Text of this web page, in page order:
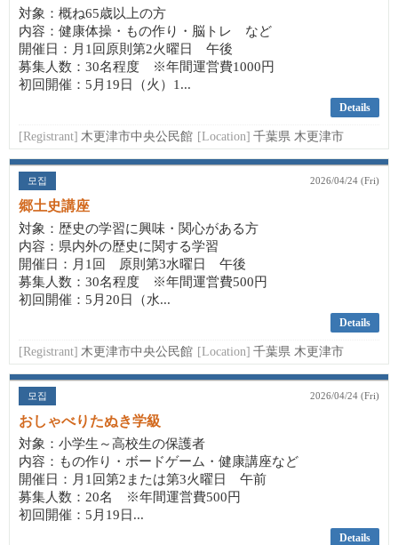
対象：概ね65歳以上の方
内容：健康体操・もの作り・脳トレ など
開催日：月1回原則第2火曜日 午後
募集人数：30名程度 ※年間運営費1000円
初回開催：5月19日（火）1...
Details
[Registrant] 木更津市中央公民館 [Location] 千葉県 木更津市
모집 2026/04/24 (Fri)
郷土史講座
対象：歴史の学習に興味・関心がある方
内容：県内外の歴史に関する学習
開催日：月1回 原則第3水曜日 午後
募集人数：30名程度 ※年間運営費500円
初回開催：5月20日（水...
Details
[Registrant] 木更津市中央公民館 [Location] 千葉県 木更津市
모집 2026/04/24 (Fri)
おしゃべりたぬき学級
対象：小学生～高校生の保護者
内容：もの作り・ボードゲーム・健康講座など
開催日：月1回第2または第3火曜日 午前
募集人数：20名 ※年間運営費500円
初回開催：5月19日...
Details